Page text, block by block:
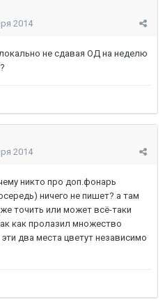
2014
не сдавая ОД на неделю
2014
никто про доп.фонарь
ничего не пишет? а там
точить или может всё-таки
как пролазил множество
два места цветут независимо